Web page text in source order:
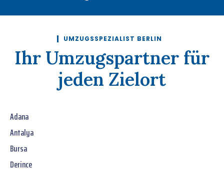
UMZUGSSPEZIALIST BERLIN
Ihr Umzugspartner für
jeden Zielort
Adana
Antalya
Bursa
Derince